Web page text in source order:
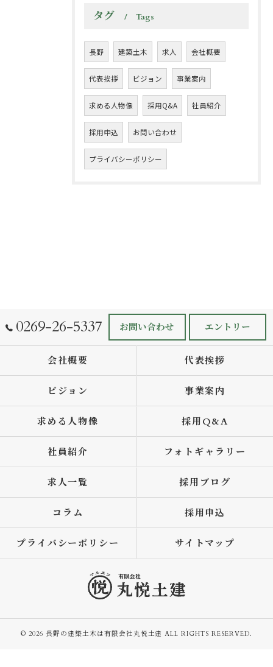
タグ Tags
長野 建築土木 求人 会社概要
代表挨拶 ビジョン 事業案内
求める人物像 採用Q&A 社員紹介
採用申込 お問い合わせ
プライバシーポリシー
0269-26-5337 お問い合わせ エントリー
会社概要 代表挨拶
ビジョン 事業案内
求める人物像 採用Q&A
社員紹介 フォトギャラリー
求人一覧 採用ブログ
コラム 採用申込
プライバシーポリシー サイトマップ
© 2026 長野の建築土木は有限会社丸悦土建 ALL RIGHTS RESERVED.